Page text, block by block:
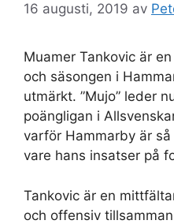
16 augusti, 2019 av
Muamer Tankovic är
och säsongen i
utmärkt. ”Mujo” leder
poängligan i
varför Hammarby är
vare hans insatser på
Tankovic är en
och offensiv